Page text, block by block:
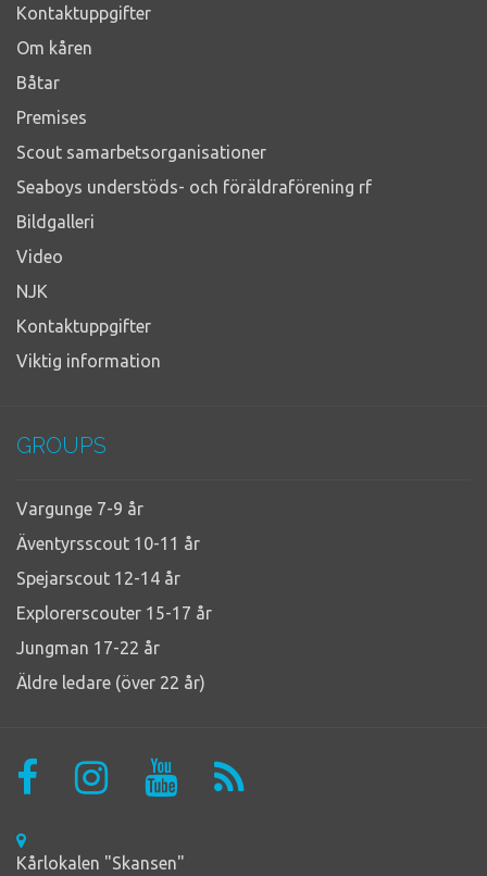
Kontaktuppgifter
Om kåren
Båtar
Premises
Scout samarbetsorganisationer
Seaboys understöds- och föräldraförening rf
Bildgalleri
Video
NJK
Kontaktuppgifter
Viktig information
GROUPS
Vargunge 7-9 år
Äventyrsscout 10-11 år
Spejarscout 12-14 år
Explorerscouter 15-17 år
Jungman 17-22 år
Äldre ledare (över 22 år)
Kårlokalen "Skansen"